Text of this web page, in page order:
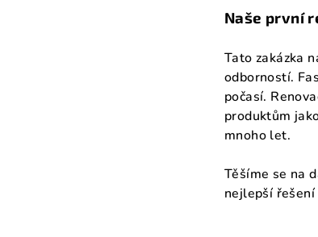
Naše první
Tato zakázka
odborností.
počasí.
produktům
mnoho let.
Těšíme se na
nejlepší řešení